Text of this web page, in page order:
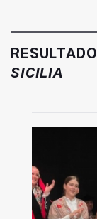
SICILIA